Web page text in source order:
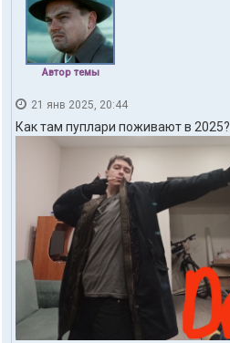
Автор темы
21 янв 2025, 20:44
Как там пуплари поживают в 2025?